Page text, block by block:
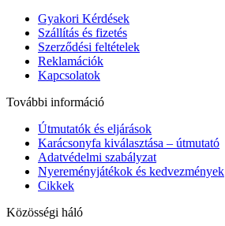
Gyakori Kérdések
Szállítás és fizetés
Szerződési feltételek
Reklamációk
Kapcsolatok
További információ
Útmutatók és eljárások
Karácsonyfa kiválasztása – útmutató
Adatvédelmi szabályzat
Nyereményjátékok és kedvezmények
Cikkek
Közösségi háló